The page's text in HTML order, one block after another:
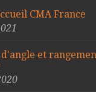
CMA France
et